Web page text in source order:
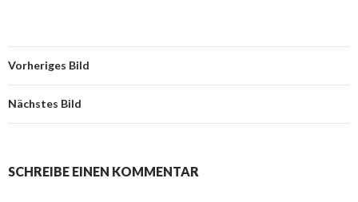
Vorheriges Bild
Nächstes Bild
SCHREIBE EINEN KOMMENTAR